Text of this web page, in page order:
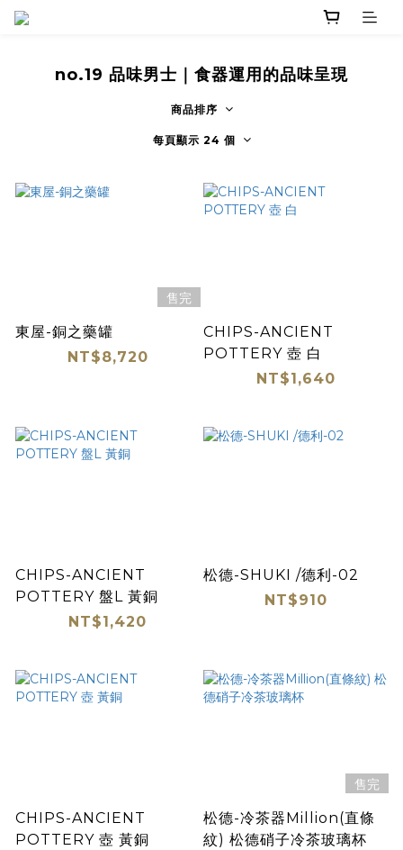
no.19 品味男士｜食器運用的品味呈現
商品排序
每頁顯示 24 個
售完
東屋-銅之藥罐
NT$8,720
CHIPS-ANCIENT
POTTERY 壺 白
NT$1,640
CHIPS-ANCIENT
POTTERY 盤L 黃銅
NT$1,420
松德-SHUKI /德利-02
NT$910
CHIPS-ANCIENT
POTTERY 壺 黃銅
售完
松德-冷茶器Million(直條
紋) 松德硝子冷茶玻璃杯